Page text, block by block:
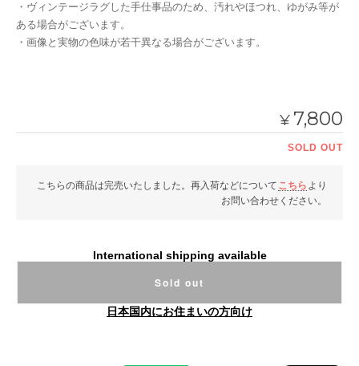
・ヴィンテージラグした手仕事品のため、汚れやほつれ、ゆがみ等が
ある場合がございます。
・画像と実物の色味が若干異なる場合がございます。
¥ 7,800
SOLD OUT
こちらの商品は完売いたしました。再入荷などについて こちら より
お問い合わせください。
International shipping available
Sold out
日本国内にお住まいの方向け